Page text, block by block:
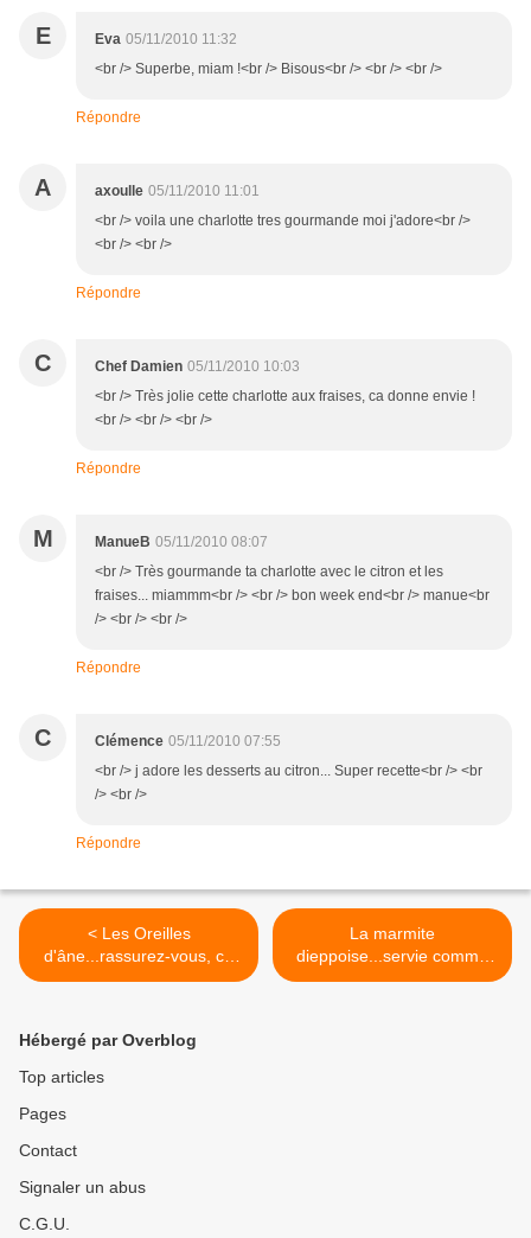
E Eva 05/11/2010 11:32
<br /> Superbe, miam !<br /> Bisous<br /> <br /> <br />
Répondre
A axoulle 05/11/2010 11:01
<br /> voila une charlotte tres gourmande moi j'adore<br />
<br /> <br />
Répondre
C Chef Damien 05/11/2010 10:03
<br /> Très jolie cette charlotte aux fraises, ca donne envie !
<br /> <br /> <br />
Répondre
M ManueB 05/11/2010 08:07
<br /> Très gourmande ta charlotte avec le citron et les
fraises... miammm<br /> <br /> bon week end<br /> manue<br
/> <br /> <br />
Répondre
C Clémence 05/11/2010 07:55
<br /> j adore les desserts au citron... Super recette<br /> <br
/> <br />
Répondre
< Les Oreilles
d'âne...rassurez-vous, ce
n'est pas une punition !
La marmite
dieppoise...servie comme
au Portugal, dans une
Hébergé par Overblog
Top articles
Pages
Contact
Signaler un abus
C.G.U.